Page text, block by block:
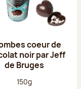
coeur de
noir par Jeff
de Bruges
Poids net :
150g